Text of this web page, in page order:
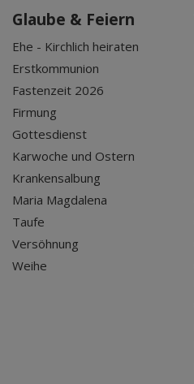
Glaube & Feiern
Ehe - Kirchlich heiraten
Erstkommunion
Fastenzeit 2026
Firmung
Gottesdienst
Karwoche und Ostern
Krankensalbung
Maria Magdalena
Taufe
Versöhnung
Weihe